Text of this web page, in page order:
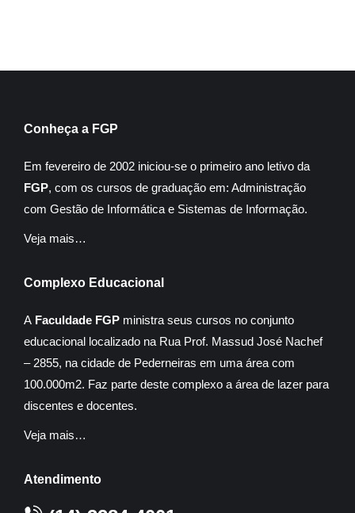
Conheça a FGP
Em fevereiro de 2002 iniciou-se o primeiro ano letivo da
FGP, com os cursos de graduação em: Administração
com Gestão de Informática e Sistemas de Informação.
Veja mais…
Complexo Educacional
A Faculdade FGP ministra seus cursos no conjunto
educacional localizado na Rua Prof. Massud José Nachef
– 2855, na cidade de Pederneiras em uma área com
100.000m2. Faz parte deste complexo a área de lazer para
discentes e docentes.
Veja mais…
Atendimento